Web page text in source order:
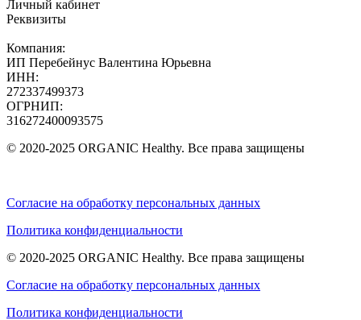
Личный кабинет
Реквизиты
Компания:
ИП Перебейнус Валентина Юрьевна
ИНН:
272337499373
ОГРНИП:
316272400093575
© 2020-2025 ORGANIC Healthy. Все права защищены
Согласие на обработку персональных данных
Политика конфиденциальности
© 2020-2025 ORGANIC Healthy. Все права защищены
Согласие на обработку персональных данных
Политика конфиденциальности